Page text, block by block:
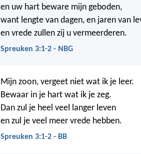
en uw hart beware mijn geboden,
want lengte van dagen, en jaren van
en vrede zullen zij u vermeerderen.
Spreuken 3:1-2 - NBG
Mijn zoon, vergeet niet wat ik je leer.
Bewaar in je hart wat ik je zeg.
Dan zul je heel veel langer leven
en zul je veel meer vrede hebben.
Spreuken 3:1-2 - BB